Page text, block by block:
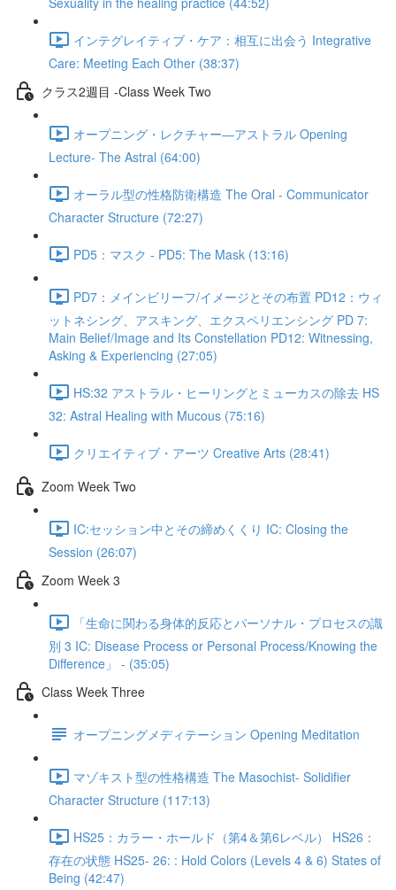
インテグレイティブ・ケア：相互に出会う Integrative
Care: Meeting Each Other (38:37)
クラス2週目 -Class Week Two
オープニング・レクチャー―アストラル Opening
Lecture- The Astral (64:00)
オーラル型の性格防衛構造 The Oral - Communicator
Character Structure (72:27)
PD5：マスク - PD5: The Mask (13:16)
PD7：メインビリーフ/イメージとその布置 PD12：ウィ
ットネシング、アスキング、エクスペリエンシング PD 7:
Main Belief/Image and Its Constellation PD12: Witnessing,
Asking & Experiencing (27:05)
HS:32 アストラル・ヒーリングとミューカスの除去 HS
32: Astral Healing with Mucous (75:16)
クリエイティブ・アーツ Creative Arts (28:41)
Zoom Week Two
IC:セッション中とその締めくくり IC: Closing the
Session (26:07)
Zoom Week 3
「生命に関わる身体的反応とパーソナル・プロセスの識
別 3 IC: Disease Process or Personal Process/Knowing the
Difference」 - (35:05)
Class Week Three
オープニングメディテーション Opening Meditation
マゾキスト型の性格構造 The Masochist- Solidifier
Character Structure (117:13)
HS25：カラー・ホールド（第4＆第6レベル） HS26：
存在の状態 HS25- 26: : Hold Colors (Levels 4 & 6) States of
Being (42:47)